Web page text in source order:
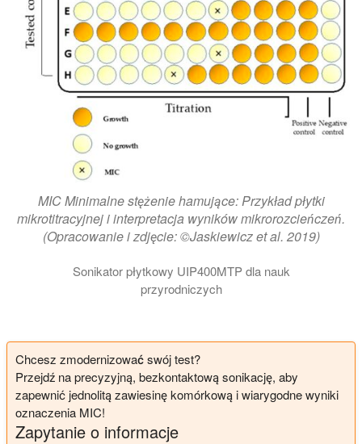
MIC Minimalne stężenie hamujące: Przykład płytki
mikrotitracyjnej i interpretacja wyników mikrorozcieńczeń.
(Opracowanie i zdjęcie: ©Jaskiewicz et al. 2019)
Sonikator płytkowy UIP400MTP dla nauk
przyrodniczych
Chcesz zmodernizować swój test?
Przejdź na precyzyjną, bezkontaktową sonikację, aby
zapewnić jednolitą zawiesinę komórkową i wiarygodne wyniki
oznaczenia MIC!
Zapytanie o informacje